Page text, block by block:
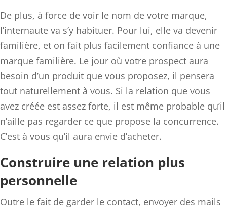
De plus, à force de voir le nom de votre marque,
l’internaute va s’y habituer. Pour lui, elle va devenir
familière, et on fait plus facilement confiance à une
marque familière. Le jour où votre prospect aura
besoin d’un produit que vous proposez, il pensera
tout naturellement à vous. Si la relation que vous
avez créée est assez forte, il est même probable qu’il
n’aille pas regarder ce que propose la concurrence.
C’est à vous qu’il aura envie d’acheter.
Construire une relation plus
personnelle
Outre le fait de garder le contact, envoyer des mails